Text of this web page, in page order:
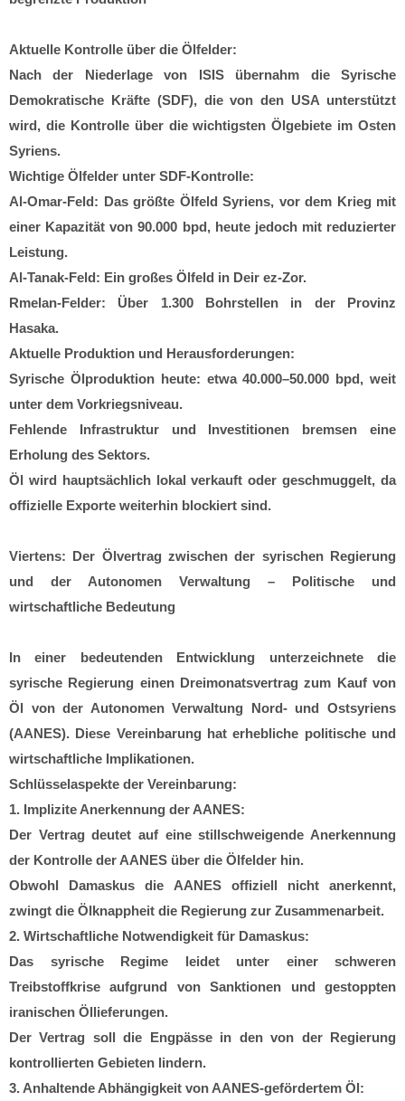
Aktuelle Kontrolle über die Ölfelder:
Nach der Niederlage von ISIS übernahm die Syrische
Demokratische Kräfte (SDF), die von den USA unterstützt
wird, die Kontrolle über die wichtigsten Ölgebiete im Osten
Syriens.
Wichtige Ölfelder unter SDF-Kontrolle:
Al-Omar-Feld: Das größte Ölfeld Syriens, vor dem Krieg mit
einer Kapazität von 90.000 bpd, heute jedoch mit reduzierter
Leistung.
Al-Tanak-Feld: Ein großes Ölfeld in Deir ez-Zor.
Rmelan-Felder: Über 1.300 Bohrstellen in der Provinz
Hasaka.
Aktuelle Produktion und Herausforderungen:
Syrische Ölproduktion heute: etwa 40.000–50.000 bpd, weit
unter dem Vorkriegsniveau.
Fehlende Infrastruktur und Investitionen bremsen eine
Erholung des Sektors.
Öl wird hauptsächlich lokal verkauft oder geschmuggelt, da
offizielle Exporte weiterhin blockiert sind.
Viertens: Der Ölvertrag zwischen der syrischen Regierung
und der Autonomen Verwaltung – Politische und
wirtschaftliche Bedeutung
In einer bedeutenden Entwicklung unterzeichnete die
syrische Regierung einen Dreimonatsvertrag zum Kauf von
Öl von der Autonomen Verwaltung Nord- und Ostsyriens
(AANES). Diese Vereinbarung hat erhebliche politische und
wirtschaftliche Implikationen.
Schlüsselaspekte der Vereinbarung:
1. Implizite Anerkennung der AANES:
Der Vertrag deutet auf eine stillschweigende Anerkennung
der Kontrolle der AANES über die Ölfelder hin.
Obwohl Damaskus die AANES offiziell nicht anerkennt,
zwingt die Ölknappheit die Regierung zur Zusammenarbeit.
2. Wirtschaftliche Notwendigkeit für Damaskus:
Das syrische Regime leidet unter einer schweren
Treibstoffkrise aufgrund von Sanktionen und gestoppten
iranischen Öllieferungen.
Der Vertrag soll die Engpässe in den von der Regierung
kontrollierten Gebieten lindern.
3. Anhaltende Abhängigkeit von AANES-gefördertem Öl: